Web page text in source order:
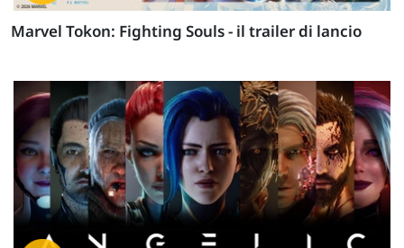
Marvel Tokon: Fighting Souls - il trailer di lancio